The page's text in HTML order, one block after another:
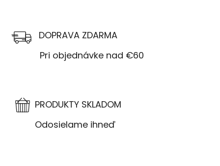
DOPRAVA ZDARMA
Pri objednávke nad €60
PRODUKTY SKLADOM
Odosielame ihneď